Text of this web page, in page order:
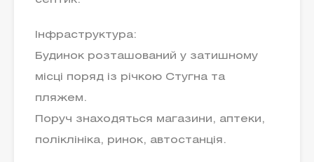
Інфраструктура:
Будинок розташований у затишному
місці поряд із річкою Стугна та
пляжем.
Поруч знаходяться магазини, аптеки,
поліклініка, ринок, автостанція.